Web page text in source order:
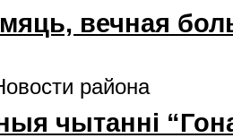
вечная
района
чытанні